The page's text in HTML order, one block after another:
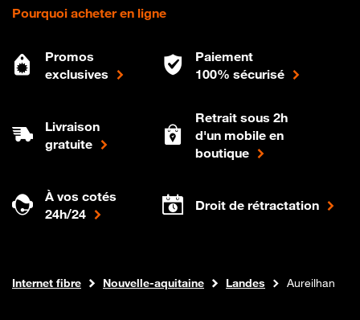
Pourquoi acheter en ligne
Promos
exclusives
Paiement
100% sécurisé
Livraison
gratuite
Retrait sous 2h
d'un mobile en
boutique
À vos cotés
24h/24
Droit de rétractation
Boutique Orange
Internet fibre Nouvelle-aquitaine Landes Aureilhan